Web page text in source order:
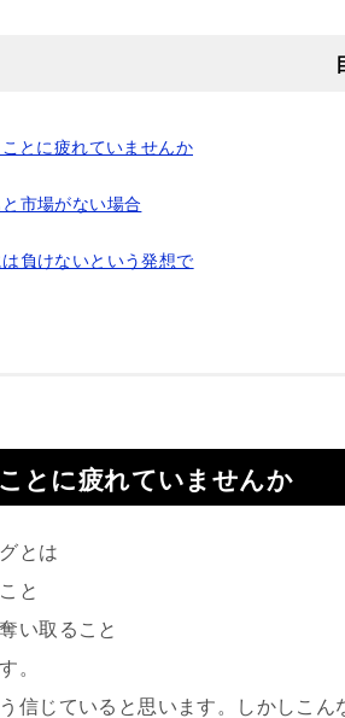
ことに疲れていませんか
と市場がない場合
は負けないという発想で
ことに疲れていませんか
とは
と
い取ること
。
信じていると思います。しかしこん